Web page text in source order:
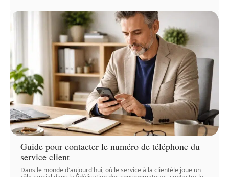
Guide pour contacter le numéro de téléphone du
service client
Dans le monde d'aujourd'hui, où le service à la clientèle joue un